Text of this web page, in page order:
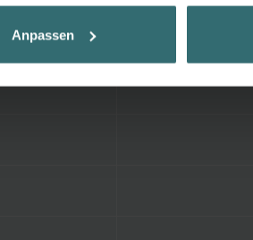
zu ermöglichen und Ihnen
Einwilligungen können Sie
Anpassen